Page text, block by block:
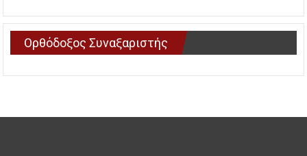
Ορθόδοξος Συναξαριστής